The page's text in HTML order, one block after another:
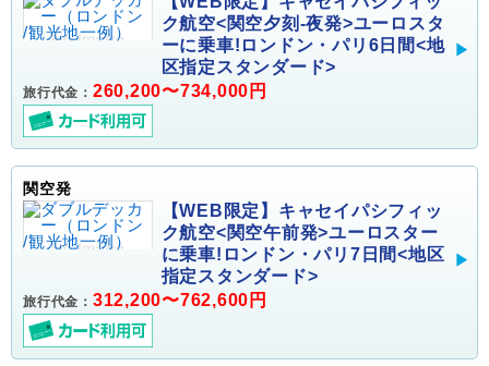
ク航空<関空夕刻-夜発>ユーロスタ
ーに乗車!ロンドン・パリ6日間<地
区指定スタンダード>
旅行代金： 260,200〜734,000円
関空発
【WEB限定】キャセイパシフィッ
ク航空<関空午前発>ユーロスター
に乗車!ロンドン・パリ7日間<地区
指定スタンダード>
旅行代金： 312,200〜762,600円